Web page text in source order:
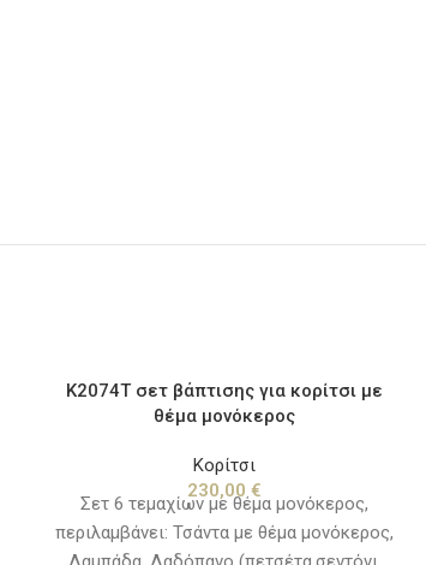
Κ2074T σετ βάπτισης για κορίτσι με
θέμα μονόκερος
Κορίτσι
230,00 €
Σετ 6 τεμαχίων με θέμα μονόκερος,
περιλαμβάνει: Τσάντα με θέμα μονόκερος,